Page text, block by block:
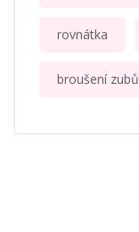
rovnátka
broušení zubů